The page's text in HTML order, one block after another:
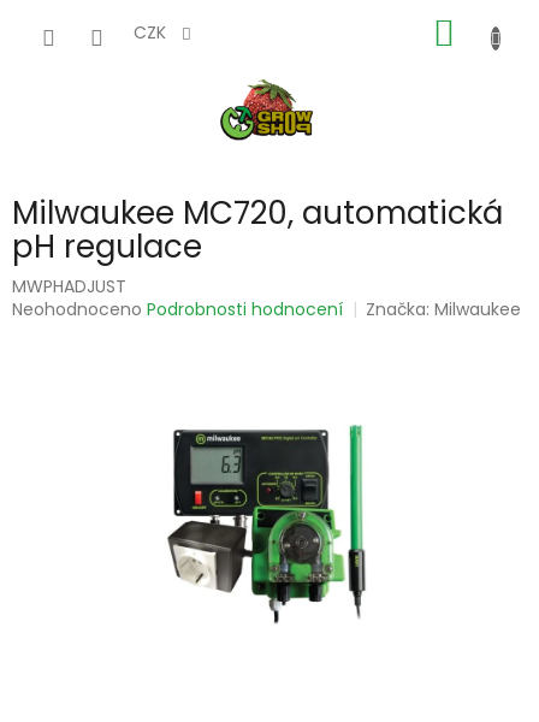
CZK
KOŠÍK
Milwaukee MC720, automatická
pH regulace
MWPHADJUST
Průměrné
Neohodnoceno Podrobnosti hodnocení Značka:Milwaukee